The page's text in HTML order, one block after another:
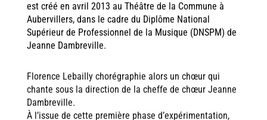
est créé en avril 2013 au Théâtre de la Commune à
Aubervillers, dans le cadre du Diplôme National
Supérieur de Professionnel de la Musique (DNSPM) de
Jeanne Dambreville.
Florence Lebailly chorégraphie alors un chœur qui
chante sous la direction de la cheffe de chœur Jeanne
Dambreville.
À l’issue de cette première phase d’expérimentation,